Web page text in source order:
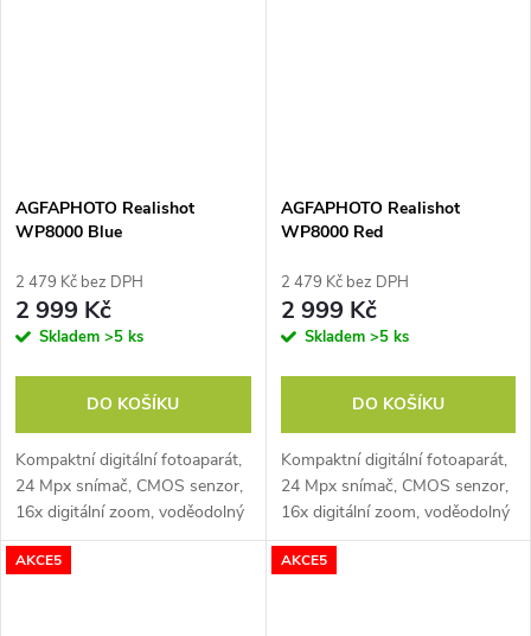
AGFAPHOTO Realishot
WP8000 Blue
2 479 Kč bez DPH
2 999 Kč
Skladem >5 ks
DO KOŠÍKU
Kompaktní digitální fotoaparát,
24 Mpx snímač, CMOS senzor,
16x digitální zoom, voděodolný
do 3m, dva displeje vzadu 2,7"
a vepředu 1,8", nahrávání 2,7k
AGFAPHOTO Realishot
WP8000 Red
2 479 Kč bez DPH
2 999 Kč
Skladem >5 ks
DO KOŠÍKU
Kompaktní digitální fotoaparát,
24 Mpx snímač, CMOS senzor,
16x digitální zoom, voděodolný
do 3m, dva displeje vzadu 2,7"
a vepředu 1,8", nahrávání 2,7k
AKCE5 AKCE5